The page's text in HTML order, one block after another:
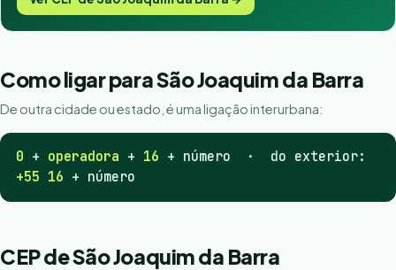
Como ligar para São Joaquim da Barra
De outra cidade ou estado, é uma ligação interurbana:
0 + operadora + 16 + número · do exterior:
+55 16 + número
CEP de São Joaquim da Barra